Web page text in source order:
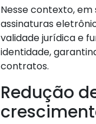
Nesse contexto,
assinaturas
validade jurídica e
identidade,
contratos.
Redução